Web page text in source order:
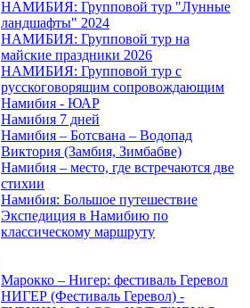
НАМИБИЯ: Групповой тур "Лунные
ландшафты" 2024
НАМИБИЯ: Групповой тур на
майские праздники 2026
НАМИБИЯ: Групповой тур с
русскоговорящим сопровождающим
Намибия - ЮАР
Намибия 7 дней
Намибия – Ботсвана – Водопад
Виктория (Замбия, Зимбабве)
Намибия – место, где встречаются две
стихии
Намибия: Большое путешествие
Экспедиция в Намибию по
классическому маршруту
Марокко – Нигер: фестиваль Геревол
НИГЕР (Фестиваль Геревол) -